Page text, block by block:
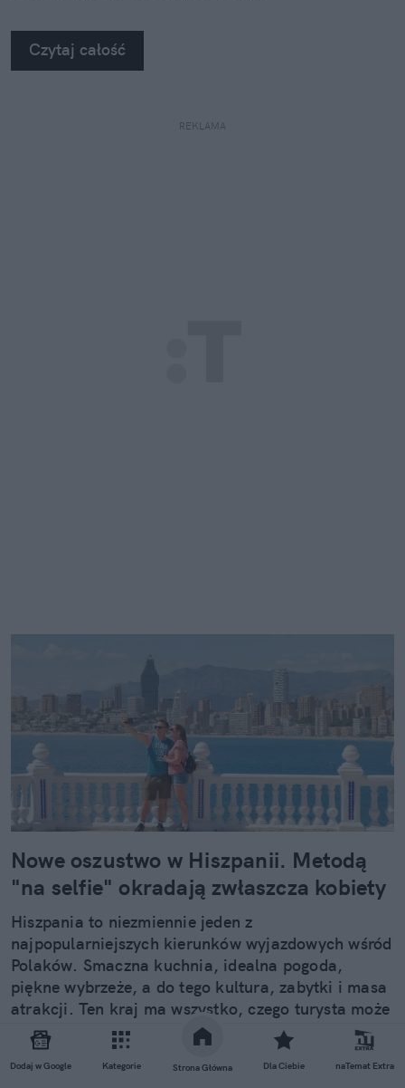
Dodaj w Google Kategorie Strona Główna Dla Ciebie naTemat Extra
Czytaj całość
REKLAMA
Nowe oszustwo w Hiszpanii. Metodą
"na selfie" okradają zwłaszcza kobiety
Hiszpania to niezmiennie jeden z
najpopularniejszych kierunków wyjazdowych wśród
Polaków. Smaczna kuchnia, idealna pogoda,
piękne wybrzeże, a do tego kultura, zabytki i masa
atrakcji. Ten kraj ma wszystko, czego turysta może
potrzebować. Niestety ma też oszustów, którzy z
każdym rokiem są coraz bardziej kreatywni.